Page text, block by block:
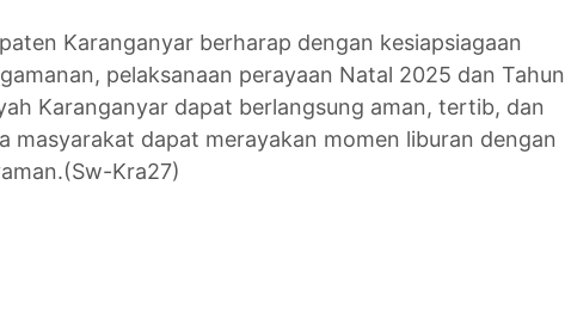
Karanganyar berharap dengan kesiapsiagaan
pelaksanaan perayaan Natal 2025 dan Tahun
Karanganyar dapat berlangsung aman, tertib, dan
masyarakat dapat merayakan momen liburan dengan
Kra27)